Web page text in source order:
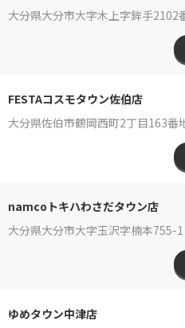
大分県大分市大字木上字鉾手2102
FESTAコスモタウン佐伯店
大分県佐伯市鶴岡西町2丁目163番
namcoトキハわさだタウン店
大分県大分市大字玉沢字楠本755-
ゆめタウン中津店